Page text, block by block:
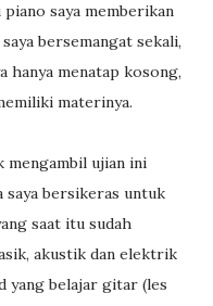
saya memberikan
bersemangat sekali,
hanya menatap kosong,
materinya.
mengambil ujian ini
saya bersikeras untuk
saat itu sudah
akustik dan elektrik
yang belajar gitar (les